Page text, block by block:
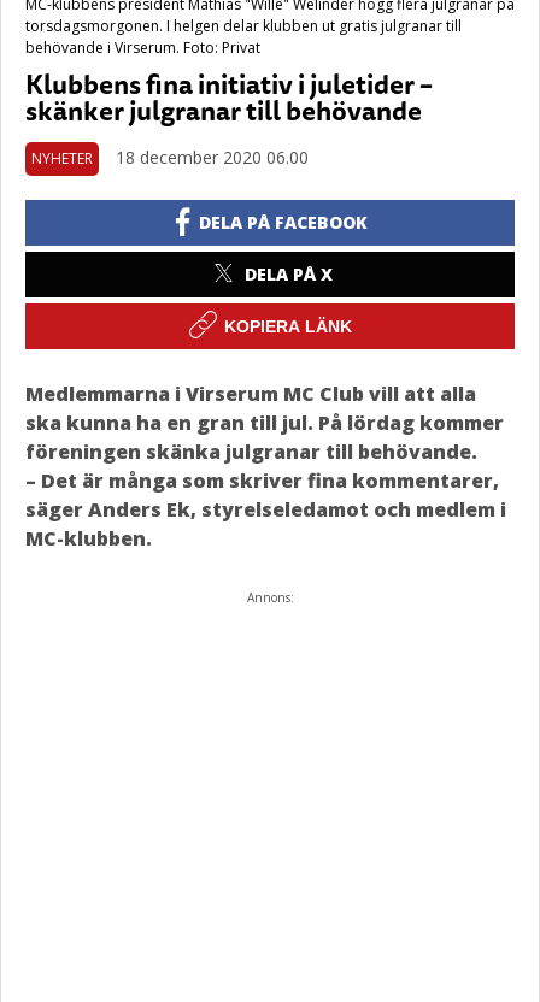
MC-klubbens president Mathias "Wille" Welinder högg flera julgranar på
torsdagsmorgonen. I helgen delar klubben ut gratis julgranar till
behövande i Virserum. Foto: Privat
Klubbens fina initiativ i juletider –
skänker julgranar till behövande
NYHETER 18 december 2020 06.00
DELA PÅ FACEBOOK
DELA PÅ X
KOPIERA LÄNK
Medlemmarna i Virserum MC Club vill att alla
ska kunna ha en gran till jul. På lördag kommer
föreningen skänka julgranar till behövande.
– Det är många som skriver fina kommentarer,
säger Anders Ek, styrelseledamot och medlem i
MC-klubben.
Annons: